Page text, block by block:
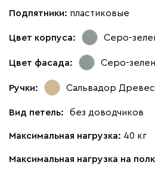
Подпятники: пластиковые
Цвет корпуса: Серо-
Цвет фасада: Серо-
Ручки: Сальвадор
Вид петель: без доводчиков
Максимальная нагрузка: 40 кг
Максимальная нагрузка на